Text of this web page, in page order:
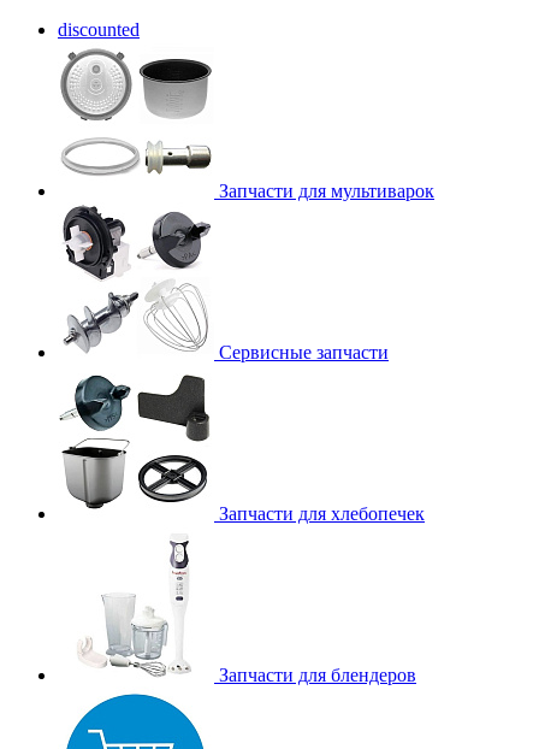
discounted
Запчасти для мультиварок
Сервисные запчасти
Запчасти для хлебопечек
Запчасти для блендеров